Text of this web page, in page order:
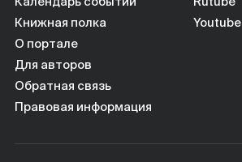
Книжная полка
О портале
Для авторов
Обратная связь
Правовая информация
Youtube